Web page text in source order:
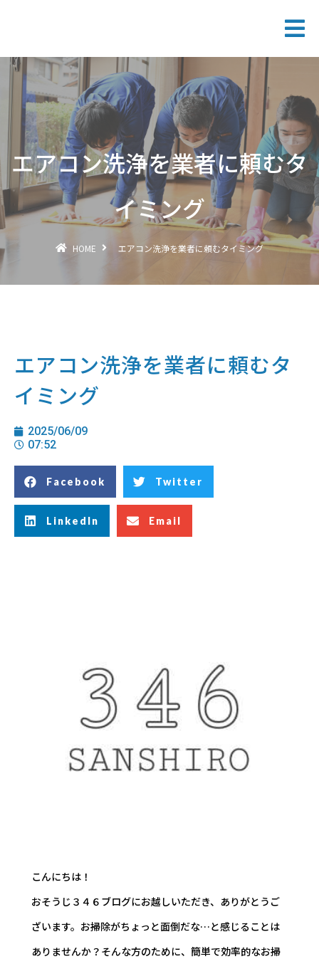
エアコン洗浄を業者に頼むタ
イミング
HOME エアコン洗浄を業者に頼むタイミング
エアコン洗浄を業者に頼むタ
イミング
2025/06/09
07:52
Facebook Twitter
LinkedIn Email
こんにちは！
おそうじ３４６ブログにお越しいただき、ありがとうご
ざいます。お掃除がちょっと面倒だな…と感じることは
ありませんか？そんな方のために、簡単で効率的なお掃